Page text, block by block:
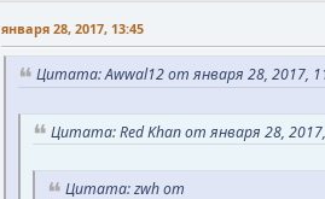
января 28, 2017, 13:45
Цитата: Awwal12 от января 28, 2017,
Цитата: Red Khan от января 28,
Цитата: zwh от